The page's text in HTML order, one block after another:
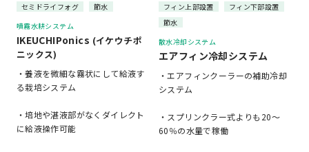
セミドライフォグ
節水
噴霧水耕システム
IKEUCHIPonics (イケウチポ
ニックス)
・養液を微細な霧状にして給液す
る栽培システム
・培地や湛液部がなくダイレクト
に給液操作可能
フィン上部設置
フィン下部設置
節水
散水冷却システム
エアフィン冷却システム
・エアフィンクーラーの補助冷却
システム
・スプリンクラー式よりも20～
60％の水量で稼働